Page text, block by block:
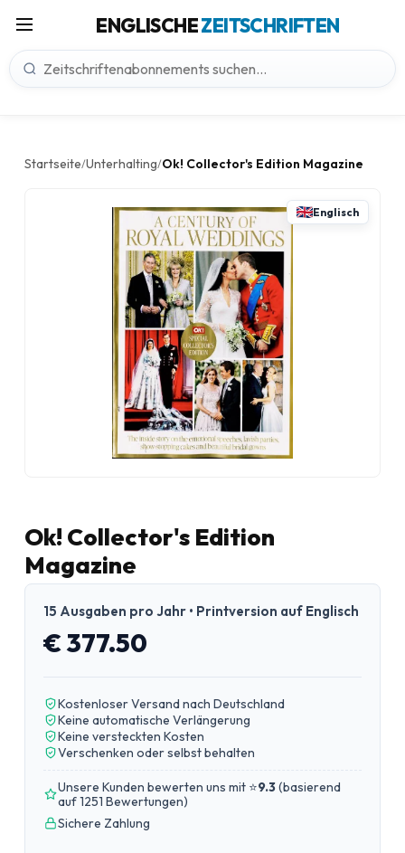
ENGLISCHEZEITSCHRIFTEN
Startseite/Unterhalting/Ok! Collector's Edition Magazine
Englisch
Ok! Collector's Edition
Magazine
15 Ausgaben pro Jahr • Printversion auf Englisch
€ 377.50
Kostenloser Versand nach Deutschland
Keine automatische Verlängerung
Keine versteckten Kosten
Verschenken oder selbst behalten
Unsere Kunden bewerten uns mit ⭐9.3(basierend
auf 1251 Bewertungen)
Sichere Zahlung